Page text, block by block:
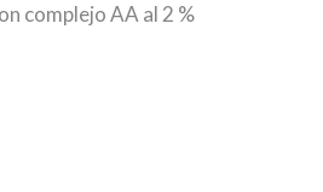
complejo AA al 2 %